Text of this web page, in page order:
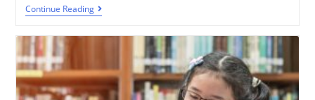
Continue Reading